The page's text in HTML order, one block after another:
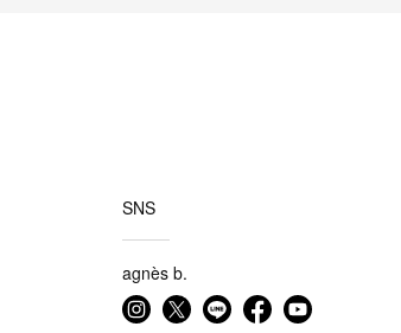
SNS
agnès b.